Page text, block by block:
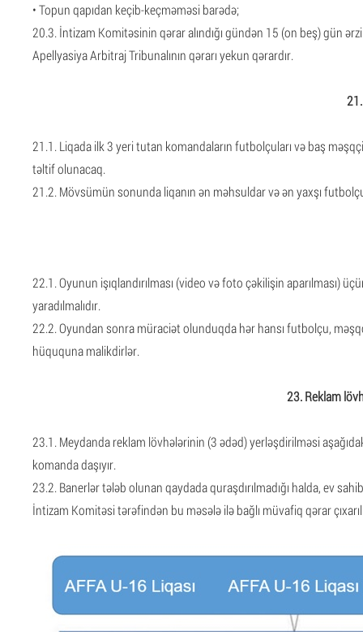
• Topun qapıdan keçib-keçməməsi barədə;
20.3. İntizam Komitəsinin qərar alındığı gündən 15 (on beş) gün
Apellyasiya Arbitraj Tribunalının qərarı yekun qərardır.
21.1. Liqada ilk 3 yeri tutan komandaların futbolçuları və baş
təltif olunacaq.
21.2. Mövsümün sonunda liqanın ən məhsuldar və ən yaxşı
22.1. Oyunun işıqlandırılması (video və foto çəkilişin
yaradılmalıdır.
22.2. Oyundan sonra müraciət olunduqda hər hansı futbolçu,
hüququna malikdirlər.
23. Reklam
23.1. Meydanda reklam lövhələrinin (3 ədəd) yerləşdirilməsi
komanda daşıyır.
23.2. Banerlər tələb olunan qaydada quraşdırılmadığı halda, ev
İntizam Komitəsi tərəfindən bu məsələ ilə bağlı müvafiq qərar